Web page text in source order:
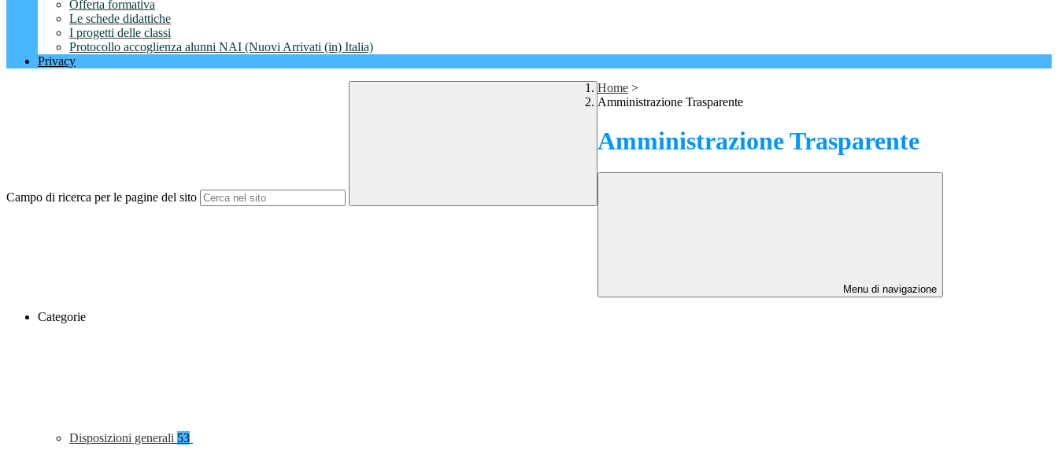
Offerta formativa
Le schede didattiche
I progetti delle classi
Protocollo accoglienza alunni NAI (Nuovi Arrivati (in) Italia)
Privacy
Campo di ricerca per le pagine del sito
Home >
Amministrazione Trasparente
Amministrazione Trasparente
Menu di navigazione
Categorie
Disposizioni generali 53